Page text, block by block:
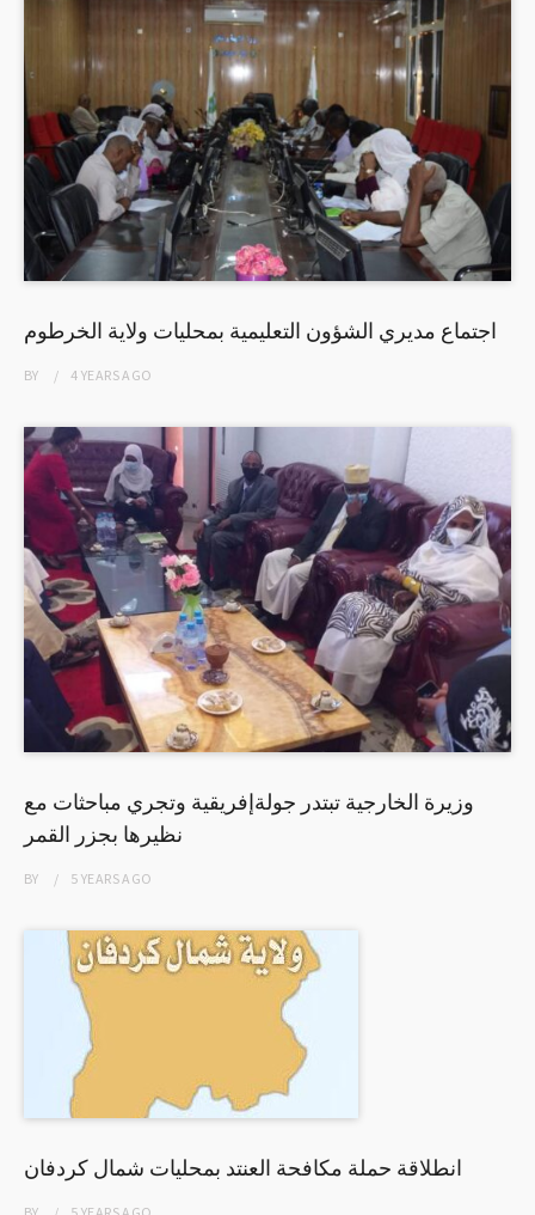
اجتماع مديري الشؤون التعليمية بمحليات ولاية الخرطوم
BY 4 YEARSAGO
وزيرة الخارجية تبتدر جولةإفريقية وتجري مباحثات مع
نظيرها بجزر القمر
BY 5 YEARSAGO
انطلاقة حملة مكافحة العنتد بمحليات شمال كردفان